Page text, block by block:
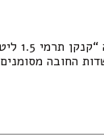
1.5 ליטר שנהב”
החובה מסומנים